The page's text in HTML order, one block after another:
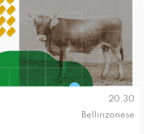
20.30
Bellinzonese